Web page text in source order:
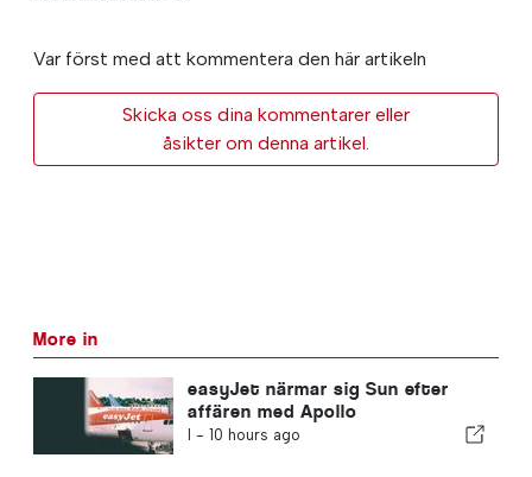
Var först med att kommentera den här artikeln
Skicka oss dina kommentarer eller
åsikter om denna artikel.
More in
easyJet närmar sig Sun efter
affären med Apollo
I - 10 hours ago